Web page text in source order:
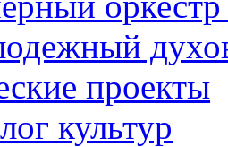
проекты
культур